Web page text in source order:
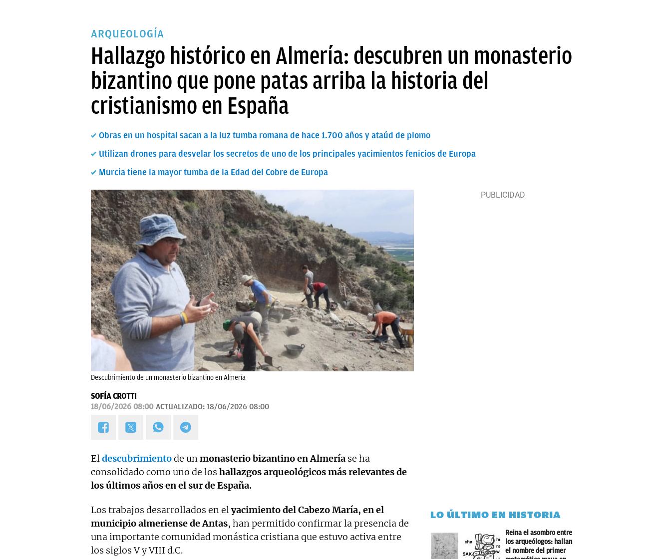
ARQUEOLOGÍA
Hallazgo histórico en Almería: descubren un monasterio
bizantino que pone patas arriba la historia del
cristianismo en España
Obras en un hospital sacan a la luz tumba romana de hace 1.700 años y ataúd de plomo
Utilizan drones para desvelar los secretos de uno de los principales yacimientos fenicios de Europa
Murcia tiene la mayor tumba de la Edad del Cobre de Europa
Descubrimiento de un monasterio bizantino en Almería
SOFÍA CROTTI
18/06/2026 08:00 ACTUALIZADO: 18/06/2026 08:00
Eldescubrimientode unmonasterio bizantino en Almería se ha
consolidado como uno de los hallazgos arqueológicos más relevantes de
los últimos años en el sur de España.
Los trabajos desarrollados en elyacimiento del Cabezo María, en el
municipio almeriense de Antas, han permitido confirmar la presencia de
una importante comunidad monástica cristiana que estuvo activa entre
los siglos V y VIII d.C.
LO ÚLTIMO EN HISTORIA
Reina el asombro entre
los arqueólogos: hallan
el nombre del primer